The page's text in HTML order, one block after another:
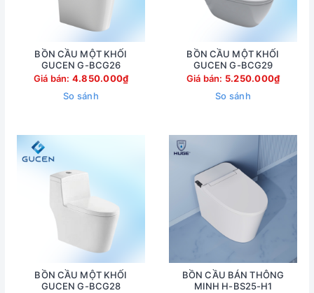
BỒN CẦU MỘT KHỐI
GUCEN G-BCG26
Giá bán: 4.850.000₫
So sánh
BỒN CẦU MỘT KHỐI
GUCEN G-BCG29
Giá bán: 5.250.000₫
So sánh
BỒN CẦU MỘT KHỐI
GUCEN G-BCG28
BỒN CẦU BÁN THÔNG
MINH H-BS25-H1